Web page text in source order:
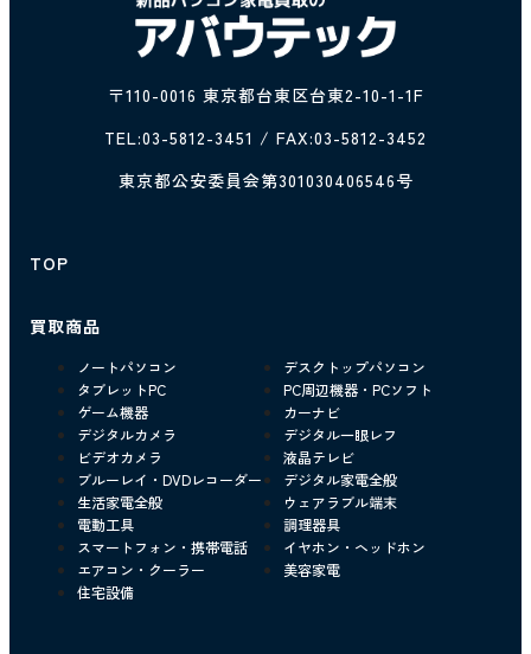
〒110-0016 東京都台東区台東2-10-1-1F
TEL:03-5812-3451 / FAX:03-5812-3452
東京都公安委員会第301030406546号
TOP
買取商品
ノートパソコン
デスクトップパソコン
タブレットPC
PC周辺機器・PCソフト
ゲーム機器
カーナビ
デジタルカメラ
デジタル一眼レフ
ビデオカメラ
液晶テレビ
ブルーレイ・DVDレコーダー
デジタル家電全般
生活家電全般
ウェアラブル端末
電動工具
調理器具
スマートフォン・携帯電話
イヤホン・ヘッドホン
エアコン・クーラー
美容家電
住宅設備